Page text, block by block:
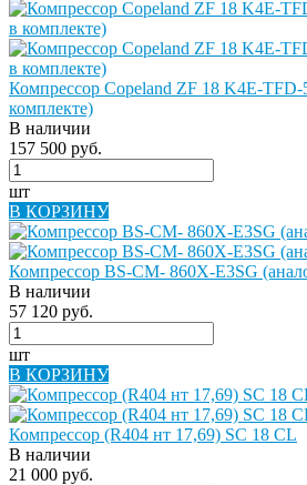
Компрессор Copeland ZF 18 K4E-
комплекте)
В наличии
157 500 руб.
шт
В КОРЗИНУ
Компрессор BS-CM- 860X-E3SG
В наличии
57 120 руб.
шт
В КОРЗИНУ
Компрессор (R404 нт 17,69) SC 18 СL
В наличии
21 000 руб.